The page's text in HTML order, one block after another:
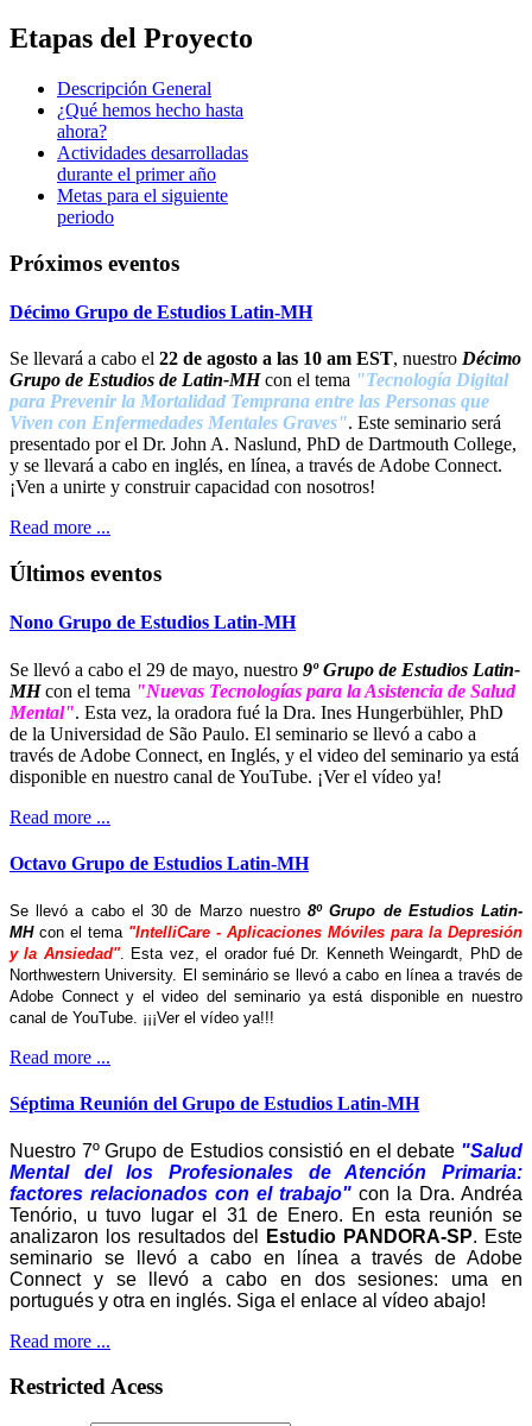
Etapas del Proyecto
Descripción General
¿Qué hemos hecho hasta
ahora?
Actividades desarrolladas
durante el primer año
Metas para el siguiente
periodo
Próximos eventos
Décimo Grupo de Estudios Latin-MH
Se llevará a cabo el 22 de agosto a las 10 am EST, nuestro Décimo
Grupo de Estudios de Latin-MHcon el tema "Tecnología Digital
para Prevenir la Mortalidad Temprana entre las Personas que
Viven con Enfermedades Mentales Graves". Este seminario será
presentado por el Dr. John A. Naslund, PhD de Dartmouth College,
y se llevará a cabo en inglés, en línea, a través de Adobe Connect.
¡Ven a unirte y construir capacidad con nosotros!
Read more ...
Últimos eventos
Nono Grupo de Estudios Latin-MH
Se llevó a cabo el 29 de mayo, nuestro 9º Grupo de Estudios Latin-
MHcon el tema "Nuevas Tecnologías para la Asistencia de Salud
Mental". Esta vez, la oradora fué la Dra. Ines Hungerbühler, PhD
de la Universidad de São Paulo. El seminario se llevó a cabo a
través de Adobe Connect, en Inglés, y el video del seminario ya está
disponible en nuestro canal de YouTube. ¡Ver el vídeo ya!
Read more ...
Octavo Grupo de Estudios Latin-MH
Se llevó a cabo el 30 de Marzo nuestro8º Grupo de Estudios Latin-
MHcon el tema "IntelliCare - Aplicaciones Móviles para la Depresión
y la Ansiedad". Esta vez, el orador fué Dr. Kenneth Weingardt, PhD de
Northwestern University. El seminário se llevó a cabo en línea a través de
Adobe Connect y el video del seminario ya está disponible en nuestro
canal de YouTube. ¡¡¡Ver el vídeo ya!!!
Read more ...
Séptima Reunión del Grupo de Estudios Latin-MH
Nuestro 7º Grupo de Estudios consistió en el debate "Salud
Mental del los Profesionales de Atención Primaria:
factores relacionados con el trabajo" con la Dra. Andréa
Tenório, u tuvo lugar el 31 de Enero. En esta reunión se
analizaron los resultados del
Estudio PANDORA-SP. Este
seminario se llevó a cabo en línea a través de Adobe
Connect y se llevó a cabo en dos sesiones: uma en
portugués y otra en inglés. Siga el enlace al vídeo abajo!
Read more ...
Restricted Acess